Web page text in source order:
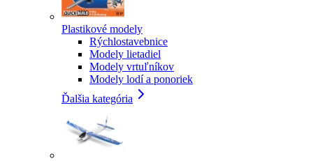
Plastikové modely
Rýchlostavebnice
Modely lietadiel
Modely vrtuľníkov
Modely lodí a ponoriek
Ďalšia kategória